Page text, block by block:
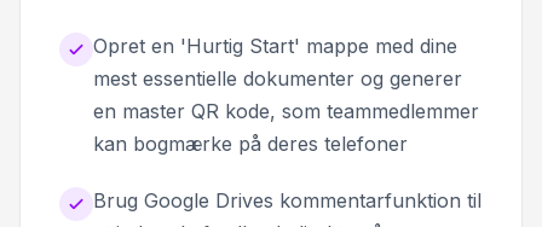
Opret en 'Hurtig Start' mappe med dine
mest essentielle dokumenter og generer
en master QR kode, som teammedlemmer
kan bogmærke på deres telefoner
Brug Google Drives kommentarfunktion til